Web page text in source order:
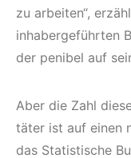
zu arbeiten“,
inhabergeführten
der penibel auf
Aber die Zahl
täter ist auf einen
das Statistische